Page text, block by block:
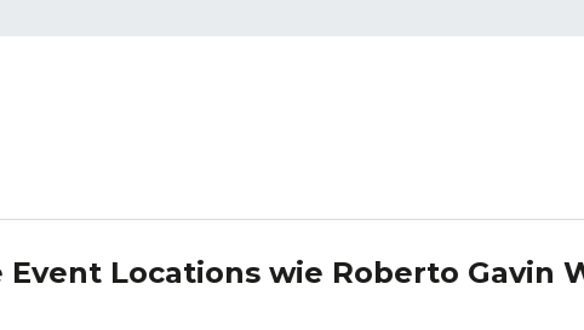
Locations wie Roberto Gavin